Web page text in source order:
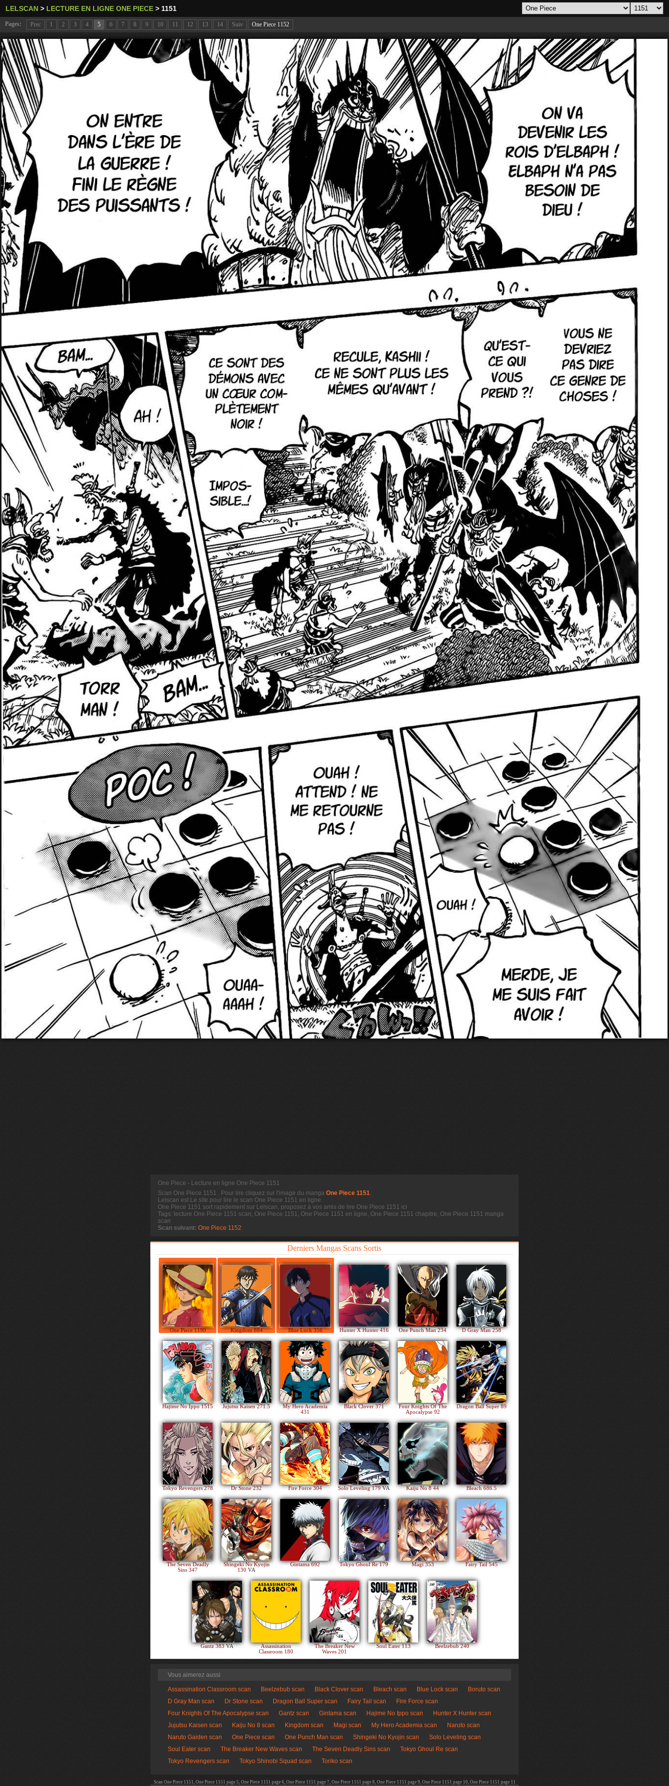
LELSCAN > LECTURE EN LIGNE ONE PIECE > 1151
Pages: Prec 1 2 3 4 5 6 7 8 9 10 11 12 13 14 Suiv One Piece 1152
One Piece - Lecture en ligne One Piece 1151
Scan One Piece 1151 . Pour lire cliquez sur l'image du manga One Piece 1151.
Lelscan est Le site pour lire le scan One Piece 1151 en ligne.
One Piece 1151 sort rapidement sur Lelscan, proposez à vos amis de lire One Piece 1151 ici
Tags: lecture One Piece 1151 scan, One Piece 1151, One Piece 1151 en ligne, One Piece 1151 chapitre, One Piece 1151 manga
scan
Scan suivant: One Piece 1152
Derniers Mangas Scans Sortis
One Piece 1190 Kingdom 884 Blue Lock 356 Hunter X Hunter 416 One Punch Man 234 D Gray Man 258
Hajime No Ippo 1515 Jujutsu Kaisen 271.5
My Hero Academia
431
Black Clover 371
Four Knights Of The
Apocalypse 92
Dragon Ball Super 89
Tokyo Revengers 278 Dr Stone 232 Fire Force 304 Solo Leveling 179VA Kaiju No 8 44 Bleach 686.5
The Seven Deadly
Sins 347
Shingeki No Kyojin
130 VA
Gintama 692 Tokyo Ghoul Re 179 Magi 353 Fairy Tail 545
Gantz 383VA
Assassination
Classroom 180
The Breaker New
Waves 201
Soul Eater 113 Beelzebub 240
Vous aimerez aussi
Assassination Classroom scan Beelzebub scan Black Clover scan Bleach scan Blue Lock scan
Boruto scan
D Gray Man scan
Dr Stone scan Dragon Ball Super scan Fairy Tail scan
Fire Force scan
Four Knights Of The Apocalypse scan
Gantz scan Gintama scan Hajime No Ippo scan
Hunter X Hunter scan
Jujutsu Kaisen scan
Kaiju No 8 scan Kingdom scan Magi scan My Hero Academia scan
Naruto scan
Naruto Gaiden scan
One Piece scan One Punch Man scan Shingeki No Kyojin scan
Solo Leveling scan
Soul Eater scan
The Breaker New Waves scan The Seven Deadly Sins scan
Tokyo Ghoul Re scan
Tokyo Revengers scan
Tokyo Shinobi Squad scan Toriko scan
Scan One Piece 1151, One Piece 1151 page 5, One Piece 1151 page 6, One Piece 1151 page 7, One Piece 1151 page 8, One Piece 1151 page 9, One Piece 1151 page 10, One Piece 1151 page 11